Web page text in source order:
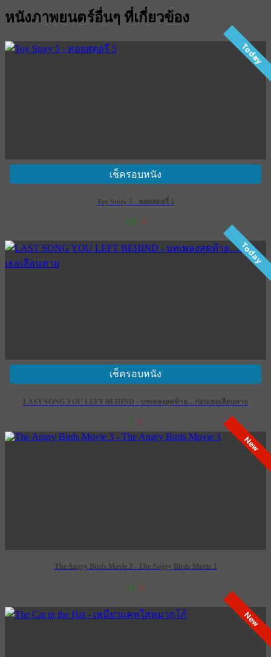
หนังภาพยนตร์อื่นๆ ที่เกี่ยวข้อง
Today
เช็ครอบหนัง
Toy Story 5 - ทอยสตอรี่ 5
230 8
Today
เช็ครอบหนัง
LAST SONG YOU LEFT BEHIND - บทเพลงสุดท้าย…ก่อนเธอเลือนหาย
2 0
New
The Angry Birds Movie 3 - The Angry Birds Movie 3
14 0
New